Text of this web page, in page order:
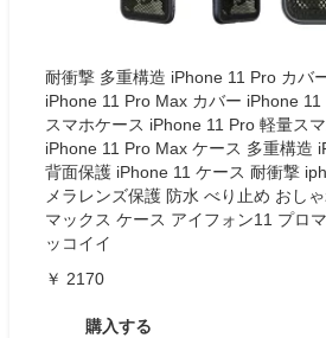
耐衝撃 多重構造 iPhone 11 Pro カバ
iPhone 11 Pro Max カバー iPhone
スマホケース iPhone 11 Pro 軽量ス
iPhone 11 Pro Max ケース 多重構造
背面保護 iPhone 11 ケース 耐衝撃
メラレンズ保護 防水 べり止め おし
マックス ケース アイフォン11 プロ
ッコイイ
￥ 2170
購入する